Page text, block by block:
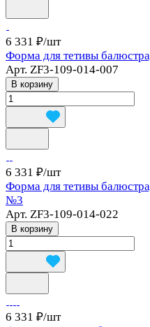
6 331 ₽/шт
Форма для тетивы
Арт. ZF3-109-014-007
В корзину
6 331 ₽/шт
Форма для тетивы
№3
Арт. ZF3-109-014-022
В корзину
6 331 ₽/шт